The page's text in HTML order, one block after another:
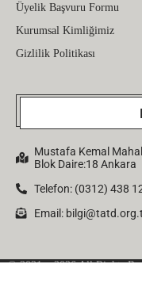
Üyelik Başvuru Formu
Kurumsal Kimliğimiz
Gizlilik Politikası
Mustafa Kemal
Blok Daire:18 Ankara
Telefon: (0312) 438
Email:
© 2021 – 2026 All Rights